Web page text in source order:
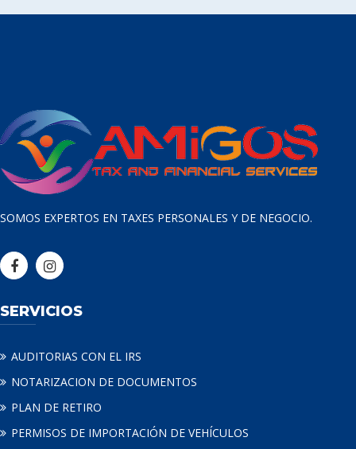
SOMOS EXPERTOS EN TAXES PERSONALES Y DE NEGOCIO.
SERVICIOS
AUDITORIAS CON EL IRS
NOTARIZACION DE DOCUMENTOS
PLAN DE RETIRO
PERMISOS DE IMPORTACIÓN DE VEHÍCULOS